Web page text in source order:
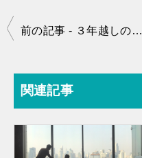
投
ナ
前の記事 - ３年越しのリベンジマッチ・・・！ 再度タイに移住へ。
関連記事